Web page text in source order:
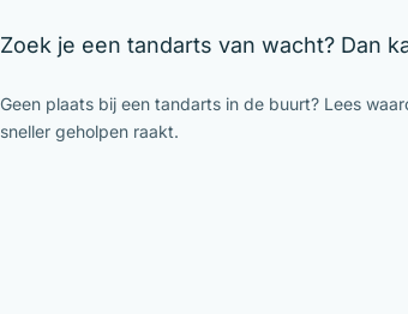
Zoek je een tandarts van wacht? Dan
Geen plaats bij een tandarts in de buurt? Lees
sneller geholpen raakt.